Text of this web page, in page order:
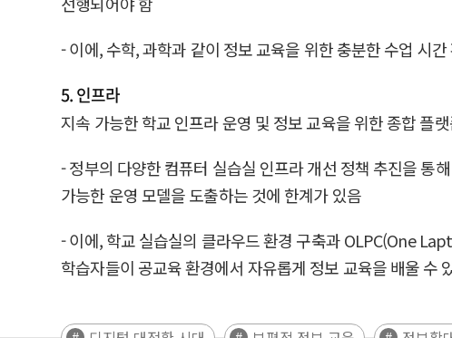
- 이에, 수학, 과학과 같이 정보 교육을 위한 충분한 수업 시
5. 인프라
지속 가능한 학교 인프라 운영 및 정보 교육을 위한 종합 플
- 정부의 다양한 컴퓨터 실습실 인프라 개선 정책 추진을 통
가능한 운영 모델을 도출하는 것에 한계가 있음
- 이에, 학교 실습실의 클라우드 환경 구축과 OLPC(One
학습자들이 공교육 환경에서 자유롭게 정보 교육을 배울 수